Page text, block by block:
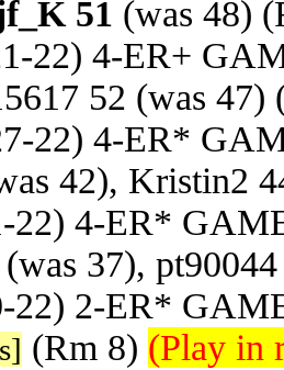
51 (was 48)
22) 4-ER+
52 (was 47)
22) 4-ER*
42), Kristin2
22) 4-ER*
37),
22) 2-ER*
(Rm 8) (Play in